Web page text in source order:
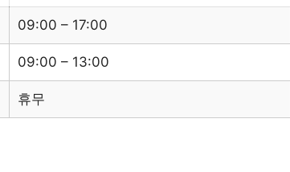
09:00 – 17:00
09:00 – 13:00
휴무